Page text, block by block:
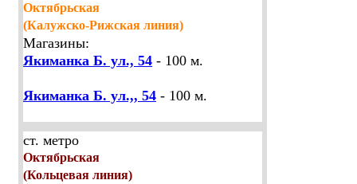
Октябрьская
(Калужско-Рижская линия)
Магазины:
Якиманка Б. ул., 54 - 100 м.
Якиманка Б. ул.,, 54 - 100 м.
ст. метро
Октябрьская
(Кольцевая линия)